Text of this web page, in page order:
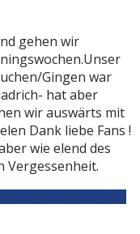
gehen wir
Gingen war
hat aber
wir auswärts mit
Dank liebe Fans !
wie elend des
Vergessenheit.